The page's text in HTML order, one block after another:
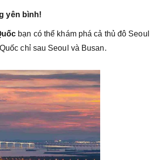
yên bình!
bạn có thể khám phá cả thủ đô Seoul
chỉ sau Seoul và Busan.